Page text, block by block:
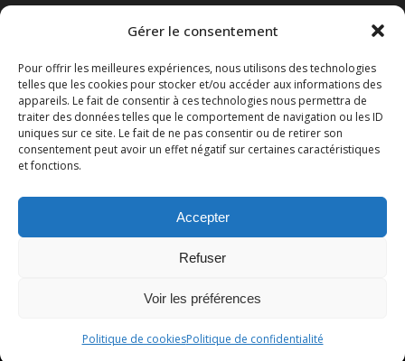
Gérer le consentement
Pour offrir les meilleures expériences, nous utilisons des technologies
telles que les cookies pour stocker et/ou accéder aux informations des
appareils. Le fait de consentir à ces technologies nous permettra de
traiter des données telles que le comportement de navigation ou les ID
uniques sur ce site. Le fait de ne pas consentir ou de retirer son
consentement peut avoir un effet négatif sur certaines caractéristiques
et fonctions.
Accepter
Refuser
Voir les préférences
Politique de cookiesPolitique de confidentialité
4 Rue des Sables, 85220 Landevieille
Tél. : 02 51 22 95 52
Fax : 02 51 22 95 50
Mail: contact@cuisines-viaud.fr
© Cuisines Viaud |Mentions légales|
Politique de confidentialité